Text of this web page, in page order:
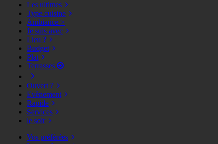
Les ultimes
Type cuisine
Ambiance >
Je suis avec
Lieu ?
Budget
Plat
Terrasses
Ouvert ?
Evènement
Rapide
Services
le soir
Vos préférées